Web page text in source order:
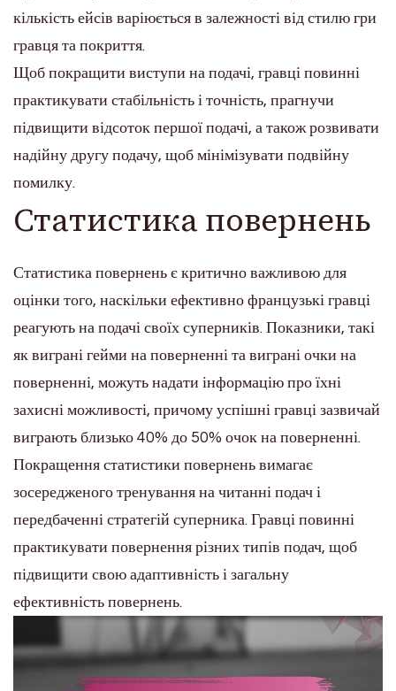
кількість ейсів варіюється в залежності від стилю гри
гравця та покриття.
Щоб покращити виступи на подачі, гравці повинні
практикувати стабільність і точність, прагнучи
підвищити відсоток першої подачі, а також розвивати
надійну другу подачу, щоб мінімізувати подвійну
помилку.
Статистика повернень
Статистика повернень є критично важливою для
оцінки того, наскільки ефективно французькі гравці
реагують на подачі своїх суперників. Показники, такі
як виграні гейми на поверненні та виграні очки на
поверненні, можуть надати інформацію про їхні
захисні можливості, причому успішні гравці зазвичай
виграють близько 40% до 50% очок на поверненні.
Покращення статистики повернень вимагає
зосередженого тренування на читанні подач і
передбаченні стратегій суперника. Гравці повинні
практикувати повернення різних типів подач, щоб
підвищити свою адаптивність і загальну
ефективність повернень.